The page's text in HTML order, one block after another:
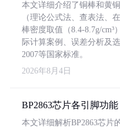
本文详细介绍了铜棒和黄
（理论公式法、查表法、
棒密度取值（8.4-8.7g/
际计算案例、误差分析及
2007等国家标准。
2026年8月4日
BP2863芯片各引脚功能
本文详细解析BP2863芯片